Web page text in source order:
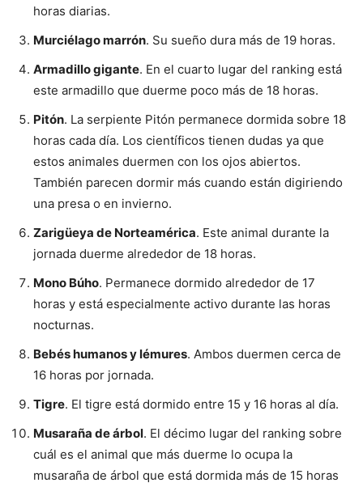
horas diarias.
Murciélago marrón. Su sueño dura más de 19 horas.
Armadillo gigante. En el cuarto lugar del ranking está
este armadillo que duerme poco más de 18 horas.
Pitón. La serpiente Pitón permanece dormida sobre 18
horas cada día. Los científicos tienen dudas ya que
estos animales duermen con los ojos abiertos.
También parecen dormir más cuando están digiriendo
una presa o en invierno.
Zarigüeya de Norteamérica. Este animal durante la
jornada duerme alrededor de 18 horas.
Mono Búho. Permanece dormido alrededor de 17
horas y está especialmente activo durante las horas
nocturnas.
Bebés humanos y lémures. Ambos duermen cerca de
16 horas por jornada.
Tigre. El tigre está dormido entre 15 y 16 horas al día.
Musaraña de árbol. El décimo lugar del ranking sobre
cuál es el animal que más duerme lo ocupa la
musaraña de árbol que está dormida más de 15 horas